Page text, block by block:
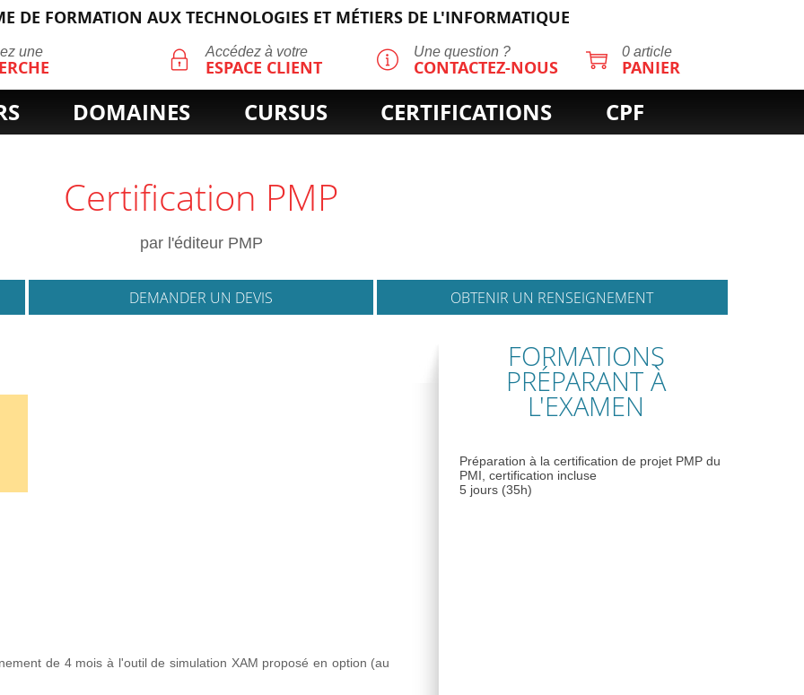
DE FORMATION AUX TECHNOLOGIES ET MÉTIERS DE L'INFORMATIQUE
une Accédez à votre
ESPACE CLIENT
Une question ?
CONTACTEZ-NOUS
0 article
PANIER
DOMAINES CURSUS CERTIFICATIONS CPF
Certification PMP
par l'éditeur PMP
DEMANDER UN DEVIS OBTENIR UN RENSEIGNEMENT
de 4 mois à l'outil de simulation XAM proposé en option (au
FORMATIONS
PRÉPARANT À
L'EXAMEN
Préparation à la certification de projet PMP du
PMI, certification incluse
5 jours (35h)